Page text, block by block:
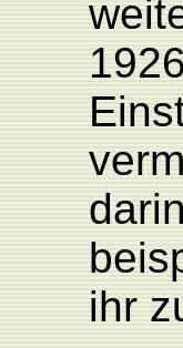
ihr